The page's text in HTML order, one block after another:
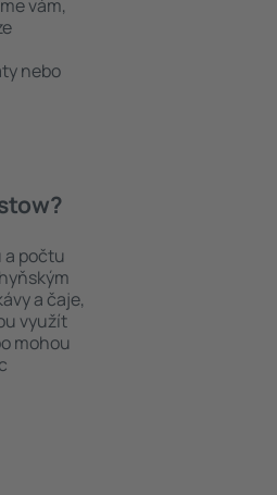
vám,
nebo
a počtu
a čaje,
využít
mohou